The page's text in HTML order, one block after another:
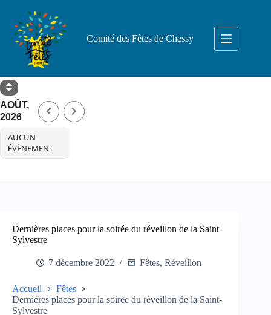
Comité des Fêtes de Chessy
AOÛT,
2026
AUCUN
ÉVÈNEMENT
Dernières places pour la soirée du réveillon de la Saint-
Sylvestre
7 décembre 2022 Fêtes, Réveillon
Accueil
Fêtes
Dernières places pour la soirée du réveillon de la Saint-
Sylvestre